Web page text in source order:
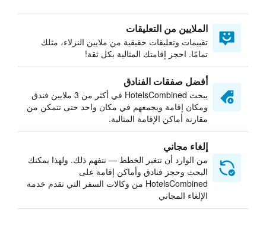
الملايين من التعليقات
تقييمات وتعليقات حقيقية من ملايين النزلاء، مثلك
تمامًا. احجز إقامتك المثالية بكل ثقة!
أفضل صفقات الفنادق
يبحث HotelsCombined في أكثر من 3 ملايين فندق
ومكان إقامة ويجمعهم في مكان واحد حتى تتمكن من
مقارنة أماكن الإقامة المثالية.
إلغاء مجاني
من الوارد أن تتغير الخطط — نتفهم ذلك. ولهذا يمكنك
البحث وحجز فنادق وأماكن إقامة على
HotelsCombined من وكالات السفر التي تقدم خدمة
الإلغاء المجاني